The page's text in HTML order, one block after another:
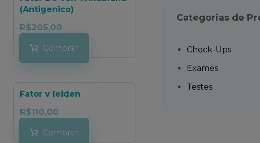
(Antigenico)
R$205,00
Comprar
Fator v leiden
R$110,00
Comprar
Categorias de
Check-Ups
Exames
Testes